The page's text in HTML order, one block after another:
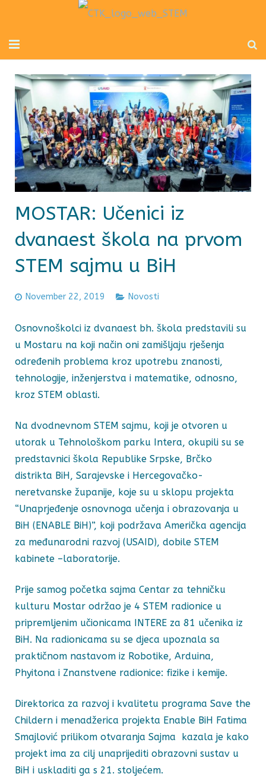
Početna
Mladi inženjeri
Radionice za djecu i odrasle
Novosti
O nama
Kontakt
MOSTAR: Učenici iz
dvanaest škola na prvom
STEM sajmu u BiH
November 22, 2019 Novosti
Osnovnoškolci iz dvanaest bh. škola predstavili su
u Mostaru na koji način oni zamišljaju rješenja
određenih problema kroz upotrebu znanosti,
tehnologije, inženjerstva i matematike, odnosno,
kroz STEM oblasti.
Na dvodnevnom STEM sajmu, koji je otvoren u
utorak u Tehnološkom parku Intera, okupili su se
predstavnici škola Republike Srpske, Brčko
distrikta BiH, Sarajevske i Hercegovačko-
neretvanske županije, koje su u sklopu projekta
“Unaprjeđenje osnovnoga učenja i obrazovanja u
BiH (ENABLE BiH)”, koji podržava Američka agencija
za međunarodni razvoj (USAID), dobile STEM
kabinete –laboratorije.
Prije samog početka sajma Centar za tehničku
kulturu Mostar održao je 4 STEM radionice u
pripremljenim učionicama INTERE za 81 učenika iz
BiH. Na radionicama su se djeca upoznala sa
praktičnom nastavom iz Robotike, Arduina,
Phyitona i Znanstvene radionice: fizike i kemije.
Direktorica za razvoj i kvalitetu programa Save the
Childern i menadžerica projekta Enable BiH Fatima
Smajlović prilikom otvaranja Sajma kazala je kako
projekt ima za cilj unaprijediti obrazovni sustav u
BiH i uskladiti ga s 21. stoljećem.